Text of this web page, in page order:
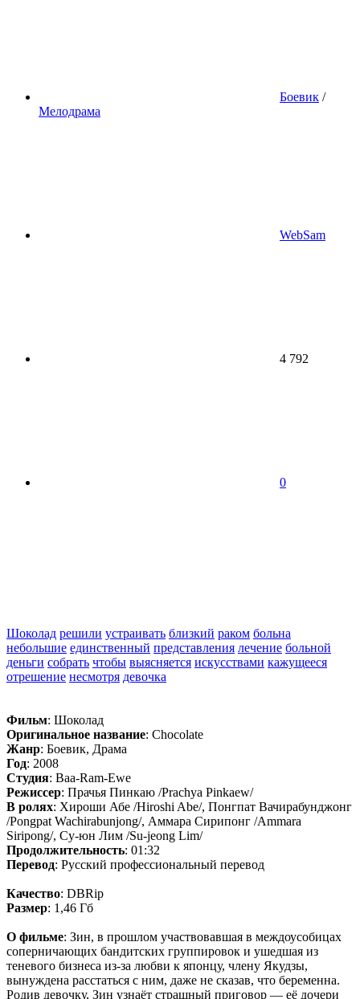
Боевик /
Мелодрама
WebSam
4 792
0
Шоколад решили устраивать близкий раком больна
небольшие единственный представления лечение больной
деньги собрать чтобы выясняется искусствами кажущееся
отрешение несмотря девочка
Фильм: Шоколад
Оригинальное название: Chocolate
Жанр: Боевик, Драма
Год: 2008
Студия: Baa-Ram-Ewe
Режиссер: Прачья Пинкаю /Prachya Pinkaew/
В ролях: Хироши Абе /Hiroshi Abe/, Понгпат Вачирабунджонг
/Pongpat Wachirabunjong/, Аммара Сирипонг /Ammara
Siripong/, Су-юн Лим /Su-jeong Lim/
Продолжительность: 01:32
Перевод: Русский профессиональный перевод
Качество: DBRip
Размер: 1,46 Гб
О фильме: Зин, в прошлом участвовавшая в междоусобицах
соперничающих бандитских группировок и ушедшая из
теневого бизнеса из-за любви к японцу, члену Якудзы,
вынуждена расстаться с ним, даже не сказав, что беременна.
Родив девочку, Зин узнаёт страшный приговор — её дочери